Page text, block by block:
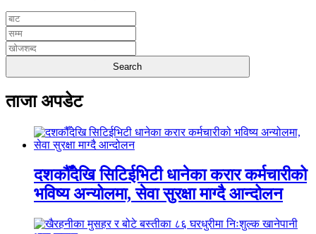
ताजा अपडेट
दशकौँदेखि सिटिईभिटी धानेका करार कर्मचारीको
भविष्य अन्योलमा, सेवा सुरक्षा माग्दै आन्दोलन